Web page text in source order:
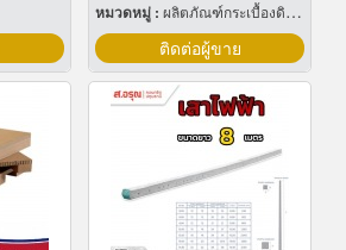
หมวดหมู่ : ผลิตภัณฑ์กระเบื้องดินเผา
ติดต่อผู้ขาย